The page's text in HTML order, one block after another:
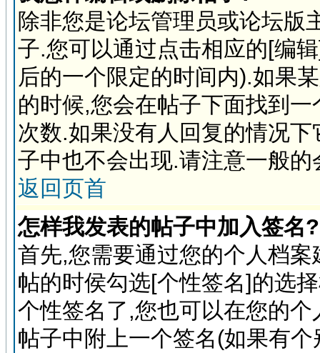
除非您是论坛管理员或论坛版
子.您可以通过点击相应的[编
后的一个限定的时间内).如果
的时候,您会在帖子下面找到
次数.如果没有人回复的情况
子中也不会出现.请注意一般
返回页首
怎样我发表的帖子中加入签名?
首先,您需要通过您的个人档
帖的时侯勾选[个性签名]的选
个性签名了,您也可以在您的
帖子中附上一个签名(如果有